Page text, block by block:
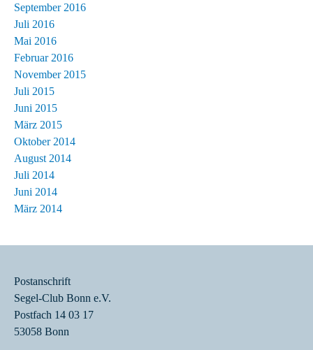
September 2016
Juli 2016
Mai 2016
Februar 2016
November 2015
Juli 2015
Juni 2015
März 2015
Oktober 2014
August 2014
Juli 2014
Juni 2014
März 2014
Postanschrift
Segel-Club Bonn e.V.
Postfach 14 03 17
53058 Bonn